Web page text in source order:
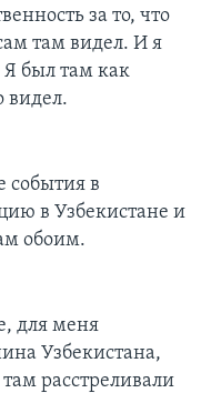
за то, что
там видел. И я
Я был там как
видел.
события в
в Узбекистане и
обоим.
для меня
Узбекистана,
расстреливали